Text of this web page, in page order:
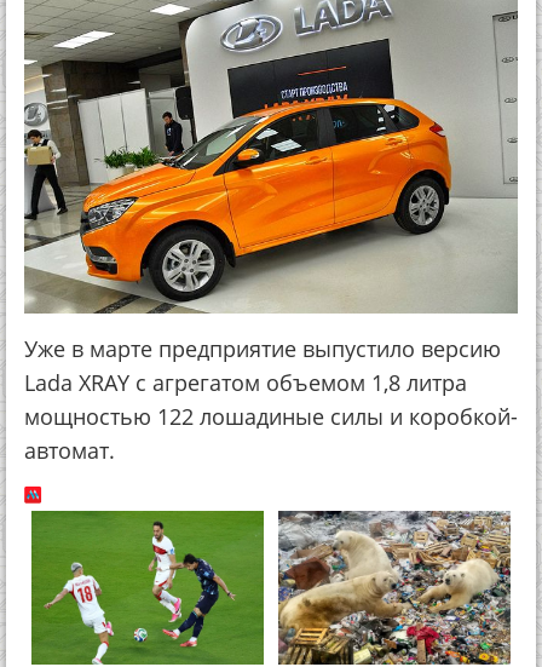
Уже в марте предприятие выпустило версию
Lada XRAY с агрегатом объемом 1,8 литра
мощностью 122 лошадиные силы и коробкой-
автомат.